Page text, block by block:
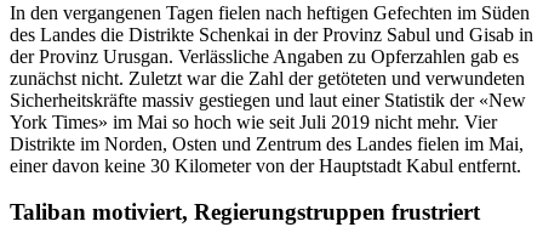
In den vergangenen Tagen fielen nach heftigen Gefechten im Süden
des Landes die Distrikte Schenkai in der Provinz Sabul und Gisab in
der Provinz Urusgan. Verlässliche Angaben zu Opferzahlen gab es
zunächst nicht. Zuletzt war die Zahl der getöteten und verwundeten
Sicherheitskräfte massiv gestiegen und laut einer Statistik der «New
York Times» im Mai so hoch wie seit Juli 2019 nicht mehr. Vier
Distrikte im Norden, Osten und Zentrum des Landes fielen im Mai,
einer davon keine 30 Kilometer von der Hauptstadt Kabul entfernt.
Taliban motiviert, Regierungstruppen frustriert